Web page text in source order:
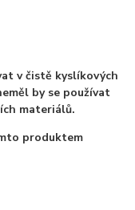
v čistě kyslíkových
by se používat
materiálů.
produktem